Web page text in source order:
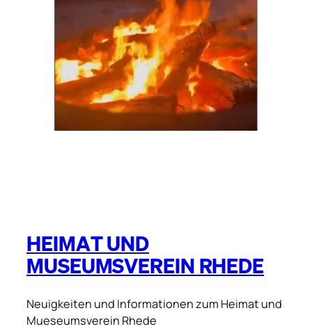
Heimat und
Museumsverein Rhede
Neuigkeiten und Informationen zum Heimat und
Mueseumsverein Rhede